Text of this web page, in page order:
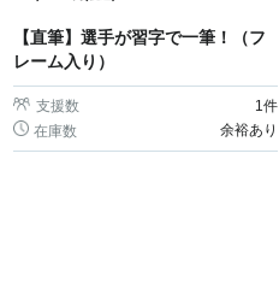
【直筆】選手が習字で一筆！（フ
レーム入り）
支援数 1件
在庫数
余裕あり